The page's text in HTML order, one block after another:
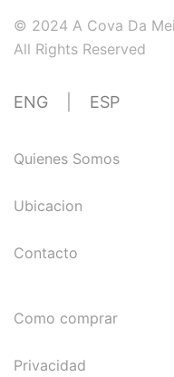
© 2024 A Cova Da
All Rights Reserved
ENG ESP
Quienes Somos
Ubicacion
Contacto
Como comprar
Privacidad